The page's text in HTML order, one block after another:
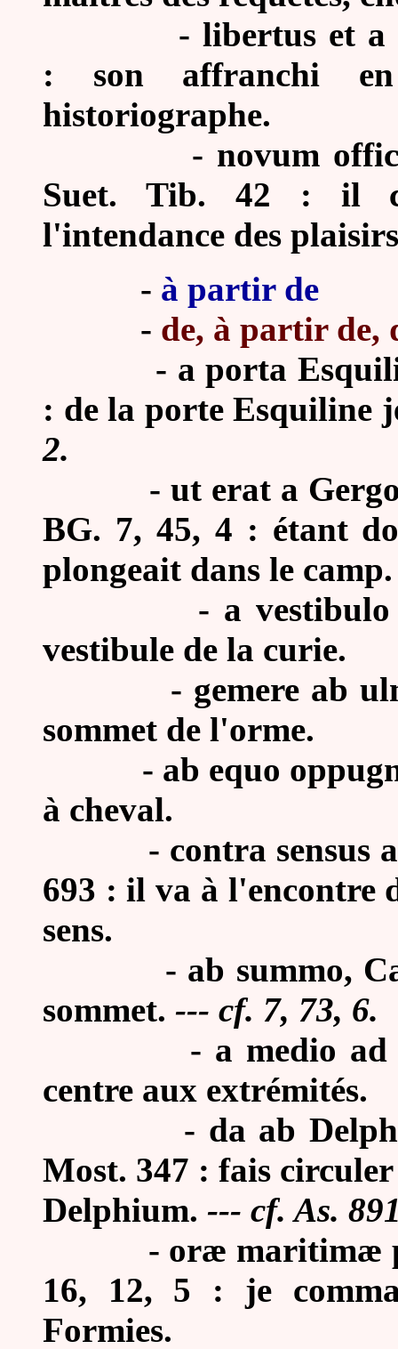
- libertus et a
: son affranchi
historiographe.
- novum
Suet. Tib. 42 : il
l'intendance des
- à partir de
- de, à partir de,
- a porta
: de la porte Esquiline
2.
- ut erat a
BG. 7, 45, 4 : étant
plongeait dans le camp.
- a
vestibule de la curie.
- gemere ab
sommet de l'orme.
- ab equo
à cheval.
- contra sensus
693 : il va à l'encontre
sens.
- ab summo,
sommet. --- cf. 7, 73, 6.
- a medio
centre aux extrémités.
- da ab
Most. 347 : fais
Delphium. --- cf. As.
- oræ maritimæ
16, 12, 5 : je
Formies.